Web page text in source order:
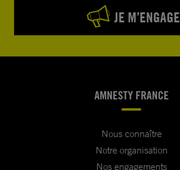
JE M’ENGAGE
AMNESTY FRANCE
Nous connaître
Notre organisation
Nos engagements